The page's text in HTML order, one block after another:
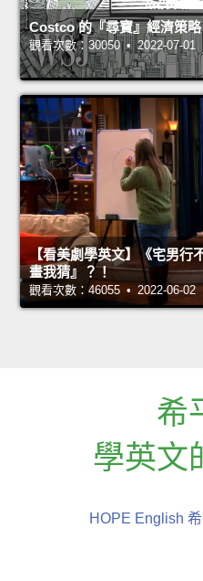
Costco 的『尋寶』經濟策略
觀看次數：30050 • 2022-07-01
【看美劇學英文】《宅男行
畫我猜』？！
觀看次數：46055 • 2022-06-02
希
學英文
HOPE English